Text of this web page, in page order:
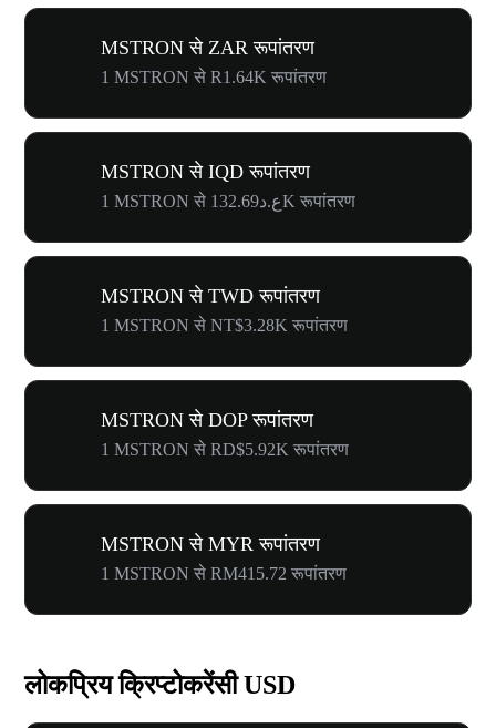
MSTRON से ZAR रूपांतरण
1 MSTRON से R1.64K रूपांतरण
MSTRON से IQD रूपांतरण
1 MSTRON से ع.د132.69K रूपांतरण
MSTRON से TWD रूपांतरण
1 MSTRON से NT$3.28K रूपांतरण
MSTRON से DOP रूपांतरण
1 MSTRON से RD$5.92K रूपांतरण
MSTRON से MYR रूपांतरण
1 MSTRON से RM415.72 रूपांतरण
लोकप्रिय क्रिप्टोकरेंसी USD